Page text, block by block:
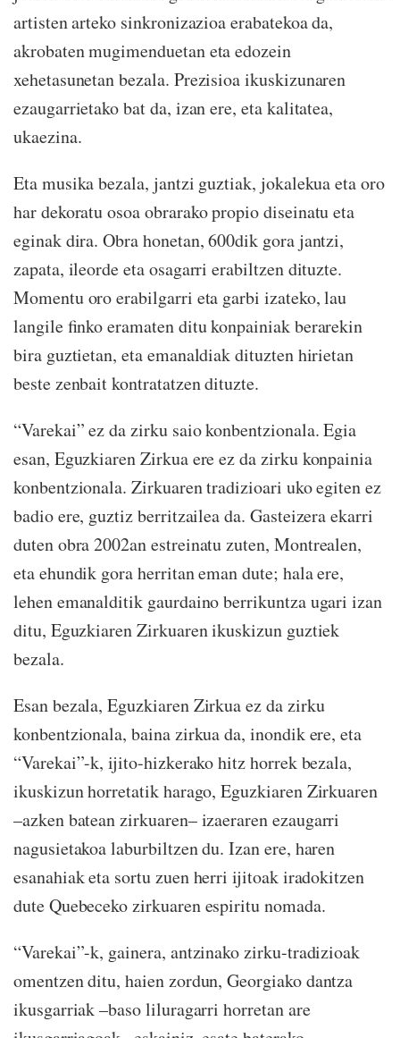
artisten arteko sinkronizazioa erabatekoa da,
akrobaten mugimenduetan eta edozein
xehetasunetan bezala. Prezisioa ikuskizunaren
ezaugarrietako bat da, izan ere, eta kalitatea,
ukaezina.
Eta musika bezala, jantzi guztiak, jokalekua eta oro
har dekoratu osoa obrarako propio diseinatu eta
eginak dira. Obra honetan, 600dik gora jantzi,
zapata, ileorde eta osagarri erabiltzen dituzte.
Momentu oro erabilgarri eta garbi izateko, lau
langile finko eramaten ditu konpainiak berarekin
bira guztietan, eta emanaldiak dituzten hirietan
beste zenbait kontratatzen dituzte.
“Varekai” ez da zirku saio konbentzionala. Egia
esan, Eguzkiaren Zirkua ere ez da zirku konpainia
konbentzionala. Zirkuaren tradizioari uko egiten ez
badio ere, guztiz berritzailea da. Gasteizera ekarri
duten obra 2002an estreinatu zuten, Montrealen,
eta ehundik gora herritan eman dute; hala ere,
lehen emanalditik gaurdaino berrikuntza ugari izan
ditu, Eguzkiaren Zirkuaren ikuskizun guztiek
bezala.
Esan bezala, Eguzkiaren Zirkua ez da zirku
konbentzionala, baina zirkua da, inondik ere, eta
“Varekai”-k, ijito-hizkerako hitz horrek bezala,
ikuskizun horretatik harago, Eguzkiaren Zirkuaren
–azken batean zirkuaren– izaeraren ezaugarri
nagusietakoa laburbiltzen du. Izan ere, haren
esanahiak eta sortu zuen herri ijitoak iradokitzen
dute Quebeceko zirkuaren espiritu nomada.
“Varekai”-k, gainera, antzinako zirku-tradizioak
omentzen ditu, haien zordun, Georgiako dantza
ikusgarriak –baso liluragarri horretan are